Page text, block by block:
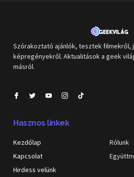
Szórakoztató ajánlók, tesztek filmekről,
képregényekről. Aktualitások a geek
másról.
Hasznos linkek
Kezdőlap
Kapcsolat
Hirdess velünk
Rólunk